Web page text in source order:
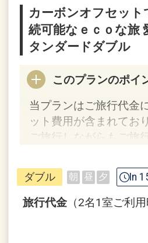
●ひとまわり大きなお
もてなしでお迎えいた
【ホテルのおもてなし
ト！
●お部屋にミネラルウォ
※おひとり様１泊につ
※【ホテルのおもてな
設定期間：2026年4月1
30日
インターネットコース
カーボンオフセット
続可能なｅｃｏな旅
タンダードダブル
このプランのポイ
当プランはご旅行代金
ット費用が含まれており
ご旅行しながらもご旅
す。
持続可能なecoな旅を
ダブル 朝 昼 夕 In
旅行代金 （2名1室ご利